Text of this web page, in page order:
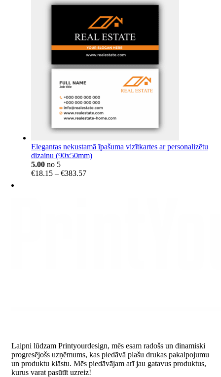
€34.99
through
€40.99
Elegantas nekustamā īpašuma vizītkartes ar personalizētu
dizainu (90x50mm)
5.00 no 5
€18.15 – €383.57Price
Laipni lūdzam Printyourdesign, mēs esam radošs un dinamiski
progresējošs uzņēmums, kas piedāvā plašu drukas pakalpojumu
un produktu klāstu. Mēs piedāvājam arī jau gatavus produktus,
kurus varat pasūtīt uzreiz!